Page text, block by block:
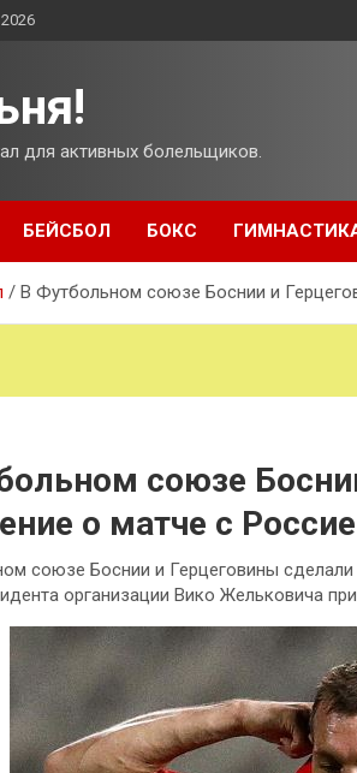
для активных болельщиков.
БЕЙСБОЛ БОКС
В Футбольном союзе Боснии и
союзе
о матче с
союзе Боснии и Герцеговины
организации Вико Жельковича